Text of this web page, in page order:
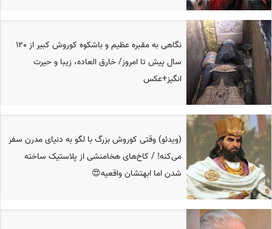
نگاهی به مقبره عظیم و باشکوه کوروش کبیر از 120
سال پیش تا امروز/ خارق العاده، زیبا و حیرت
انگیز+عکس
(ویدئو) وقتی کوروش بزرگ با لگو به دنیای مدرن سفر
می‌کنه! / کاخ‌های هخامنشی از پلاستیک ساخته
شدن اما ابهتشان واقعیه😍